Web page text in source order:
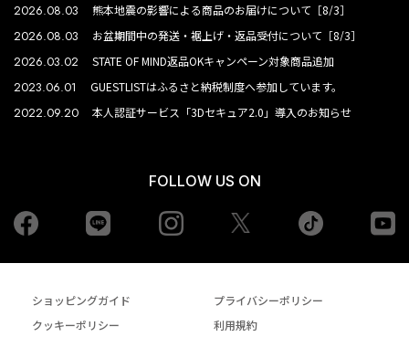
2026.08.03 熊本地震の影響による商品のお届けについて［8/3］
2026.08.03 お盆期間中の発送・裾上げ・返品受付について［8/3］
2026.03.02 STATE OF MIND返品OKキャンペーン対象商品追加
2023.06.01 GUESTLISTはふるさと納税制度へ参加しています。
2022.09.20 本人認証サービス「3Dセキュア2.0」導入のお知らせ
FOLLOW US ON
Facebook Instagram tiktok
ショッピングガイド
プライバシーポリシー
クッキーポリシー
利用規約